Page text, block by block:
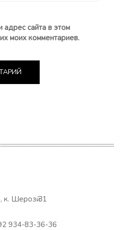
адрес сайта в этом
моих комментариев.
к. Шерозӣ 31
934-83-36-36